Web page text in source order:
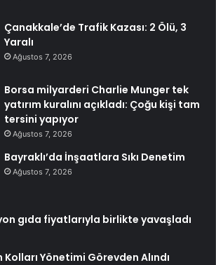
Çanakkale’de Trafik Kazası: 2 Ölü, 3
Yaralı
Ağustos 7, 2026
Borsa milyarderi Charlie Munger tek
yatırım kuralını açıkladı: Çoğu kişi tam
tersini yapıyor
Ağustos 7, 2026
Bayraklı’da İnşaatlara Sıkı Denetim
Ağustos 7, 2026
gıda fiyatlarıyla birlikte yavaşladı
Kolları Yönetimi Görevden Alındı